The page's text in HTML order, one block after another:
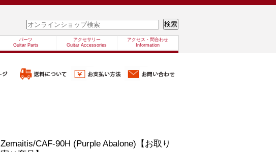
パーツ
Guitar Parts
アクセサリー
Guitar Accessories
アクセス・問合わせ
Information
Zemaitis/CAF-90H (Purple Abalone)【お取り